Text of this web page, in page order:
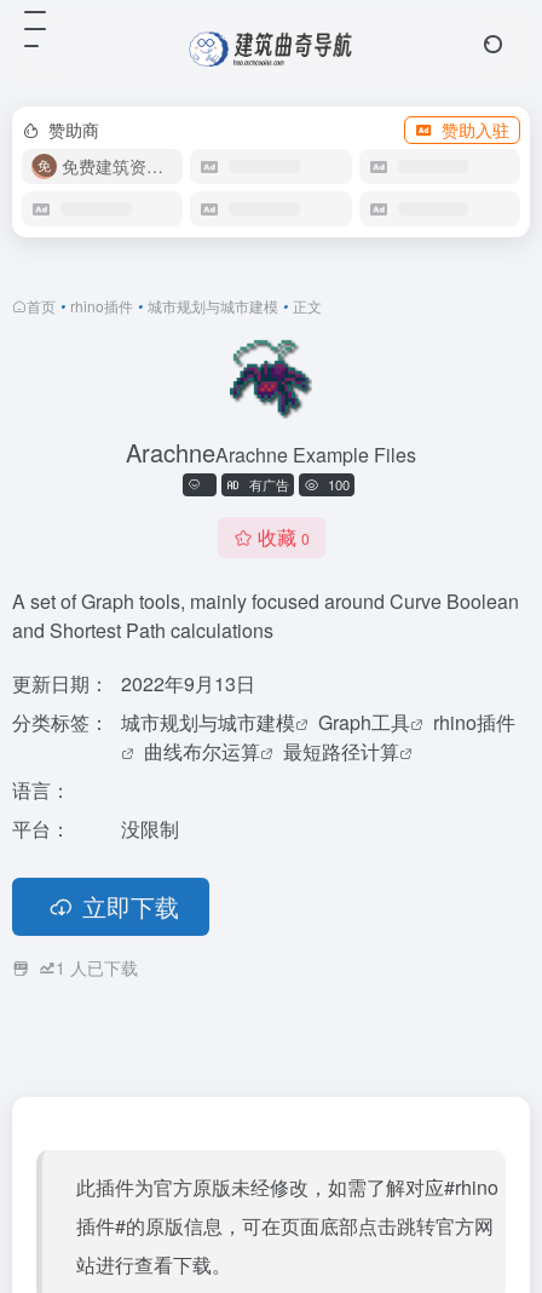
赞助商
赞助入驻
免费建筑资源库
首页 • rhino插件 • 城市规划与城市建模 • 正文
ArachneArachne Example Files
有广告 100
收藏 0
A set of Graph tools, mainly focused around Curve Boolean
and Shortest Path calculations
更新日期：
2022年9月13日
分类标签：
城市规划与城市建模 Graph工具
rhino插件
曲线布尔运算
最短路径计算
语言：
平台：
没限制
立即下载
1 人已下载
此插件为官方原版未经修改，如需了解对应#rhino
插件#的原版信息，可在页面底部点击跳转官方网
站进行查看下载。